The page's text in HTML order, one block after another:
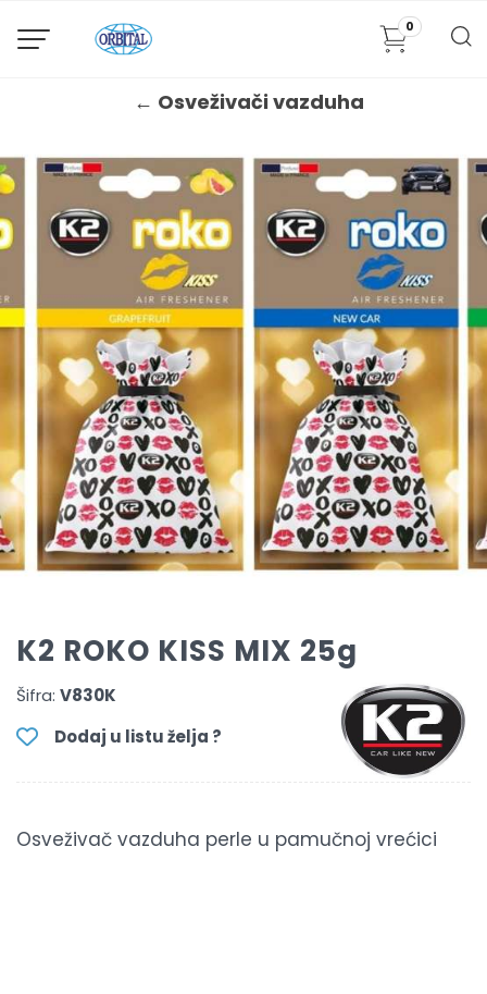
0
← Osveživači vazduha
K2 ROKO KISS MIX 25g
Šifra: V830K
Dodaj u listu želja ?
Osveživač vazduha perle u pamučnoj vrećici